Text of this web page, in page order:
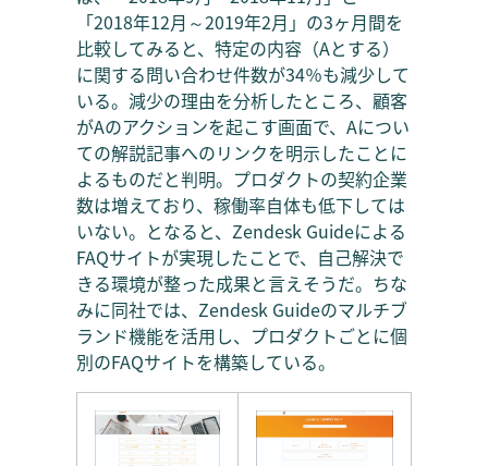
「2018年12月～2019年2月」の3ヶ月間を
比較してみると、特定の内容（Aとする）
に関する問い合わせ件数が34％も減少して
いる。減少の理由を分析したところ、顧客
がAのアクションを起こす画面で、Aについ
ての解説記事へのリンクを明示したことに
よるものだと判明。プロダクトの契約企業
数は増えており、稼働率自体も低下しては
いない。となると、Zendesk Guideによる
FAQサイトが実現したことで、自己解決で
きる環境が整った成果と言えそうだ。ちな
みに同社では、Zendesk Guideのマルチブ
ランド機能を活用し、プロダクトごとに個
別のFAQサイトを構築している。